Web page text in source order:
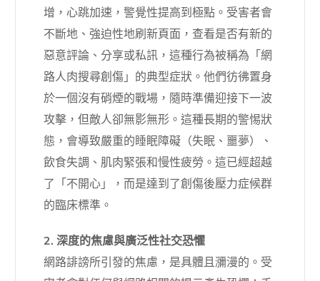
增，心跳加速，警覺性提高到極點。受害者會
不斷地、強迫性地刷新頁面，查看是否有新的
惡意評論、分享或私訊，這種行為被稱為「網
路人肉搜尋創傷」的典型症狀。他們彷彿置身
於一個沒有硝煙的戰場，隨時準備迎接下一波
攻擊，但敵人卻無影無形。這種長期的警惕狀
態，會導致嚴重的睡眠障礙（失眠、噩夢）、
飲食失調、肌肉緊張和慢性疲勞。這已經超越
了「不開心」，而是達到了創傷後壓力症候群
的臨床標準。
2. 深度的焦慮與廣泛性社交恐懼
網路誹謗所引發的焦慮，是具體且瀰漫的。受